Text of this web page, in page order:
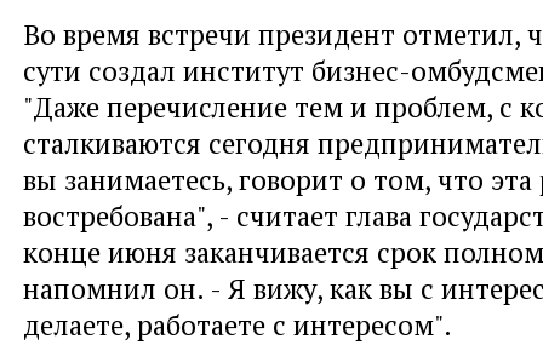
Во время встречи президент отметил,
сути создал институт бизнес-
"Даже перечисление тем и проблем, с
сталкиваются сегодня
вы занимаетесь, говорит о том, что эта
востребована", - считает глава
конце июня заканчивается срок
напомнил он. - Я вижу, как вы с
делаете, работаете с интересом".